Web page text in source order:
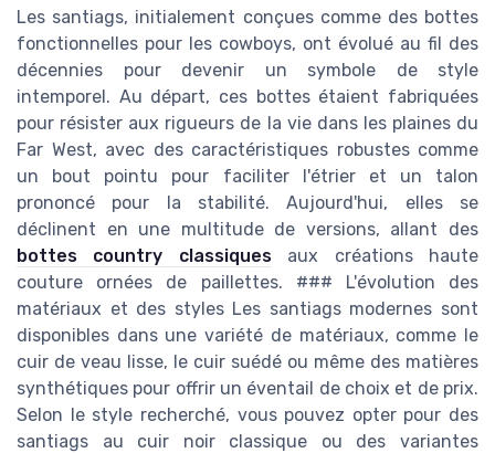
Les santiags, initialement conçues comme des bottes
fonctionnelles pour les cowboys, ont évolué au fil des
décennies pour devenir un symbole de style
intemporel. Au départ, ces bottes étaient fabriquées
pour résister aux rigueurs de la vie dans les plaines du
Far West, avec des caractéristiques robustes comme
un bout pointu pour faciliter l'étrier et un talon
prononcé pour la stabilité. Aujourd'hui, elles se
déclinent en une multitude de versions, allant des
bottes country classiquesaux créations haute
couture ornées de paillettes. ### L'évolution des
matériaux et des styles Les santiags modernes sont
disponibles dans une variété de matériaux, comme le
cuir de veau lisse, le cuir suédé ou même des matières
synthétiques pour offrir un éventail de choix et de prix.
Selon le style recherché, vous pouvez opter pour des
santiags au cuir noir classique ou des variantes